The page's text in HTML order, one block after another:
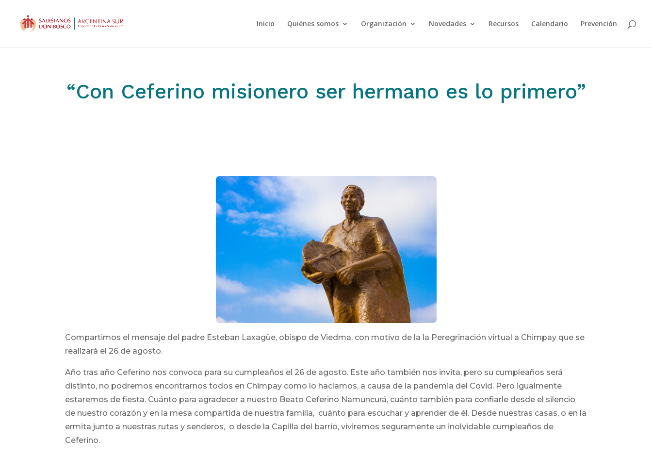
Inicio Quiénes somos Organización Novedades Recursos Calendario Prevención
“Con Ceferino misionero ser hermano es lo primero”
Compartimos el mensaje del padre Esteban Laxagüe, obispo de Viedma, con motivo de la la Peregrinación virtual a Chimpay que se
realizará el 26 de agosto.
Año tras año Ceferino nos convoca para su cumpleaños el 26 de agosto. Este año también nos invita, pero su cumpleaños será
distinto, no podremos encontrarnos todos en Chimpay como lo hacíamos, a causa de la pandemia del Covid. Pero igualmente
estaremos de fiesta. Cuánto para agradecer a nuestro Beato Ceferino Namuncurá, cuánto también para confiarle desde el silencio
de nuestro corazón y en la mesa compartida de nuestra familia, cuánto para escuchar y aprender de él. Desde nuestras casas, o en la
ermita junto a nuestras rutas y senderos, o desde la Capilla del barrio, viviremos seguramente un inolvidable cumpleaños de
Ceferino.